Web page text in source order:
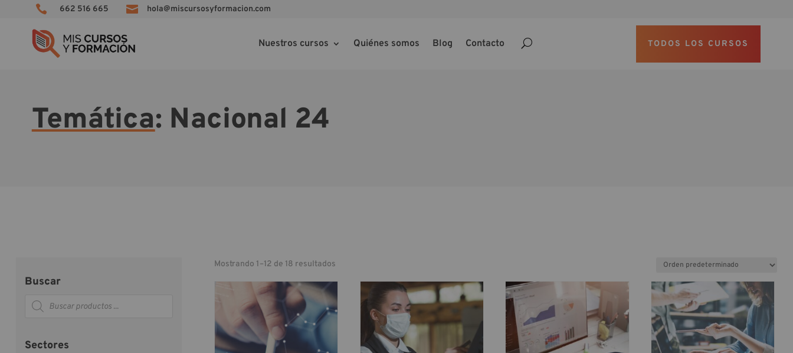
 662 516 665  hola@miscursosyformacion.com
Nuestros cursos Quiénes somos Blog Contacto TODOS LOS CURSOS
Temática: Nacional 24
Buscar
de
productos
Sectores
Mostrando 1–12 de 18 resultados